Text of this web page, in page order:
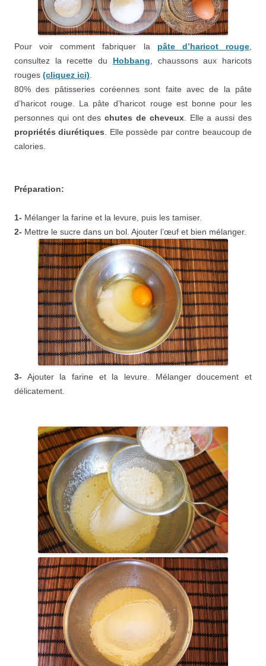
Pour voir comment fabriquer la pâte d’haricot rouge
consultez la recette du Hobbang , chaussons aux haricots
rouges (cliquez ici)
80% des pâtisseries coréennes sont faite avec de la pâte
d’haricot rouge. La pâte d’haricot rouge est bonne pour les
personnes qui ont deschutes de cheveux. Elle a aussi des
propriétés diurétiques . Elle possède par contre beaucoup de
calories.
Préparation:
1- Mélanger la farine et la levure, puis les tamiser.
2- Mettre le sucre dans un bol. Ajouter l’œuf et bien mélanger.
3- Ajouter la farine et la levure. Mélanger doucement et
délicatement.